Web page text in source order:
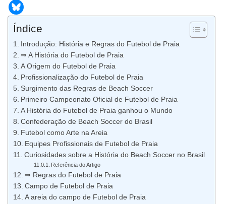
Índice
Introdução: História e Regras do Futebol de Praia
⇒ A História do Futebol de Praia
A Origem do Futebol de Praia
Profissionalização do Futebol de Praia
Surgimento das Regras de Beach Soccer
Primeiro Campeonato Oficial de Futebol de Praia
A História do Futebol de Praia ganhou o Mundo
Confederação de Beach Soccer do Brasil
Futebol como Arte na Areia
Equipes Profissionais de Futebol de Praia
Curiosidades sobre a História do Beach Soccer no Brasil
Referência do Artigo
⇒ Regras do Futebol de Praia
Campo de Futebol de Praia
A areia do campo de Futebol de Praia